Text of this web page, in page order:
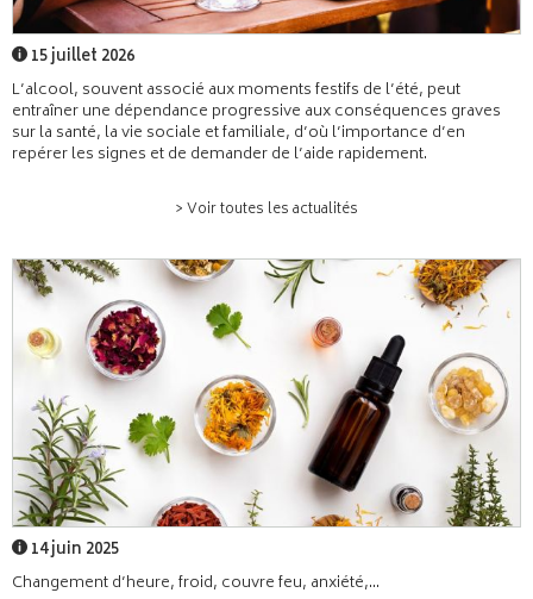
15 juillet 2026
L’alcool, souvent associé aux moments festifs de l’été, peut
entraîner une dépendance progressive aux conséquences graves
sur la santé, la vie sociale et familiale, d’où l’importance d’en
repérer les signes et de demander de l’aide rapidement.
> Voir toutes les actualités
14 juin 2025
Changement d’heure, froid, couvre feu, anxiété,...